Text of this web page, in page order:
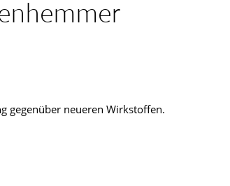
gegenüber neueren Wirkstoffen.